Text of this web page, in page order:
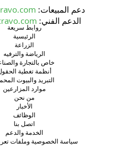
دعم المبيعات:
الدعم الفني:
روابط سريعة
الرئيسية
الزراعة
الرياضة والترفيه
خاص بالتجارة
أنظمة تغطية
التبريد والبيوت
موارد المزارعين
من نحن
الأخبار
الوظائف
اتصل بنا
الخدمة والدعم
سياسة الخصوصية وملفات